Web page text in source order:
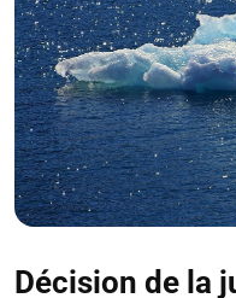
Décision de la